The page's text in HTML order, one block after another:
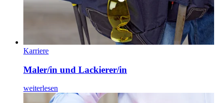
Karriere
Maler/in und Lackierer/in
weiterlesen